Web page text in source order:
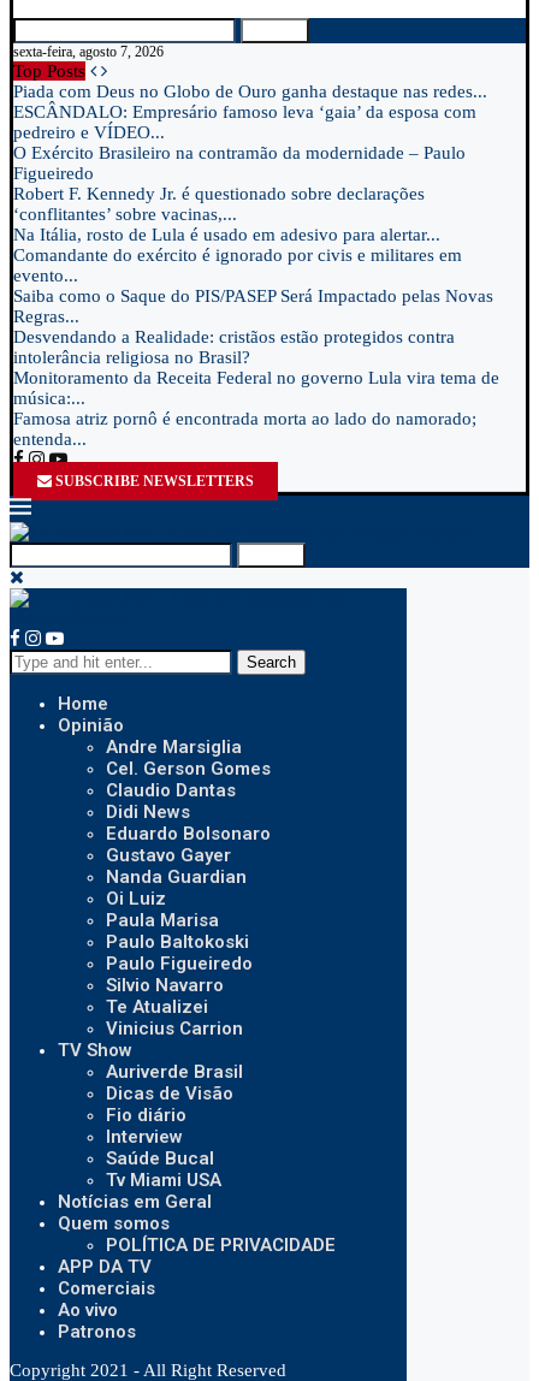
sexta-feira, agosto 7, 2026
Top Posts
Piada com Deus no Globo de Ouro ganha destaque nas redes...
ESCÂNDALO: Empresário famoso leva ‘gaia’ da esposa com
pedreiro e VÍDEO...
O Exército Brasileiro na contramão da modernidade – Paulo
Figueiredo
Robert F. Kennedy Jr. é questionado sobre declarações
‘conflitantes’ sobre vacinas,...
Na Itália, rosto de Lula é usado em adesivo para alertar...
Comandante do exército é ignorado por civis e militares em
evento...
Saiba como o Saque do PIS/PASEP Será Impactado pelas Novas
Regras...
Desvendando a Realidade: cristãos estão protegidos contra
intolerância religiosa no Brasil?
Monitoramento da Receita Federal no governo Lula vira tema de
música:...
Famosa atriz pornô é encontrada morta ao lado do namorado;
entenda...
SUBSCRIBE NEWSLETTERS
Search
Home
Opinião
Andre Marsiglia
Cel. Gerson Gomes
Claudio Dantas
Didi News
Eduardo Bolsonaro
Gustavo Gayer
Nanda Guardian
Oi Luiz
Paula Marisa
Paulo Baltokoski
Paulo Figueiredo
Silvio Navarro
Te Atualizei
Vinicius Carrion
TV Show
Auriverde Brasil
Dicas de Visão
Fio diário
Interview
Saúde Bucal
Tv Miami USA
Notícias em Geral
Quem somos
POLÍTICA DE PRIVACIDADE
APP DA TV
Comerciais
Ao vivo
Patronos
Copyright 2021 - All Right Reserved